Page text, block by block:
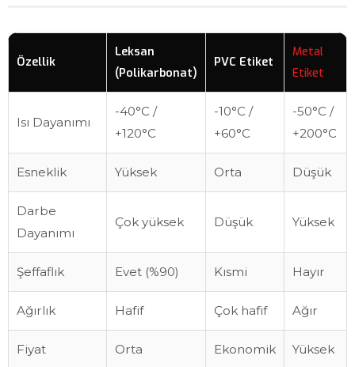
Özellik
Leksan
(Polikarbonat)
PVC Etiket
Metal
Etiket
Isı Dayanımı
-40°C /
+120°C
-10°C /
+60°C
-50°C /
+200°C
Esneklik Yüksek Orta Düşük
Darbe
Dayanımı
Çok yüksek Düşük Yüksek
Şeffaflık Evet (%90) Kısmi Hayır
Ağırlık Hafif Çok hafif Ağır
Fiyat Orta Ekonomik Yüksek